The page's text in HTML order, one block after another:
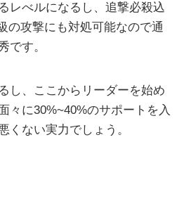
レべルになるし、追撃必殺込
の攻撃にも対処可能なので通
です。
し、ここからリーダーを始め
々に30%~40%のサポートを入
くない実力でしょう。